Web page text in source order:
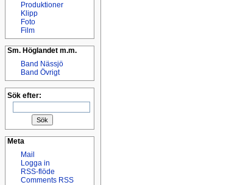
Produktioner
Klipp
Foto
Film
Sm. Höglandet m.m.
Band Nässjö
Band Övrigt
Sök efter:
Meta
Mail
Logga in
RSS-flöde
Comments RSS